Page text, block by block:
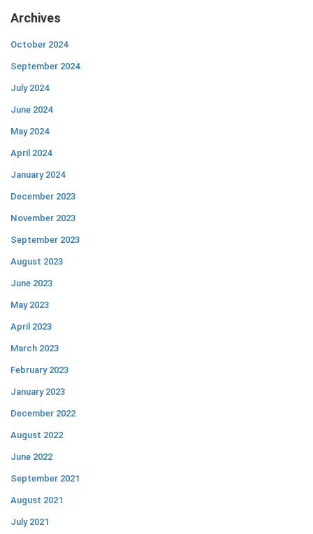
Archives
October 2024
September 2024
July 2024
June 2024
May 2024
April 2024
January 2024
December 2023
November 2023
September 2023
August 2023
June 2023
May 2023
April 2023
March 2023
February 2023
January 2023
December 2022
August 2022
June 2022
September 2021
August 2021
July 2021